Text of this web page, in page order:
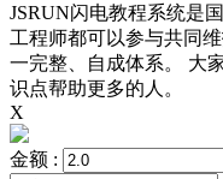
JSRUN闪电教程系统是
工程师都可以参与共同
一完整、自成体系。 大
识点帮助更多的人。
X
金额 :